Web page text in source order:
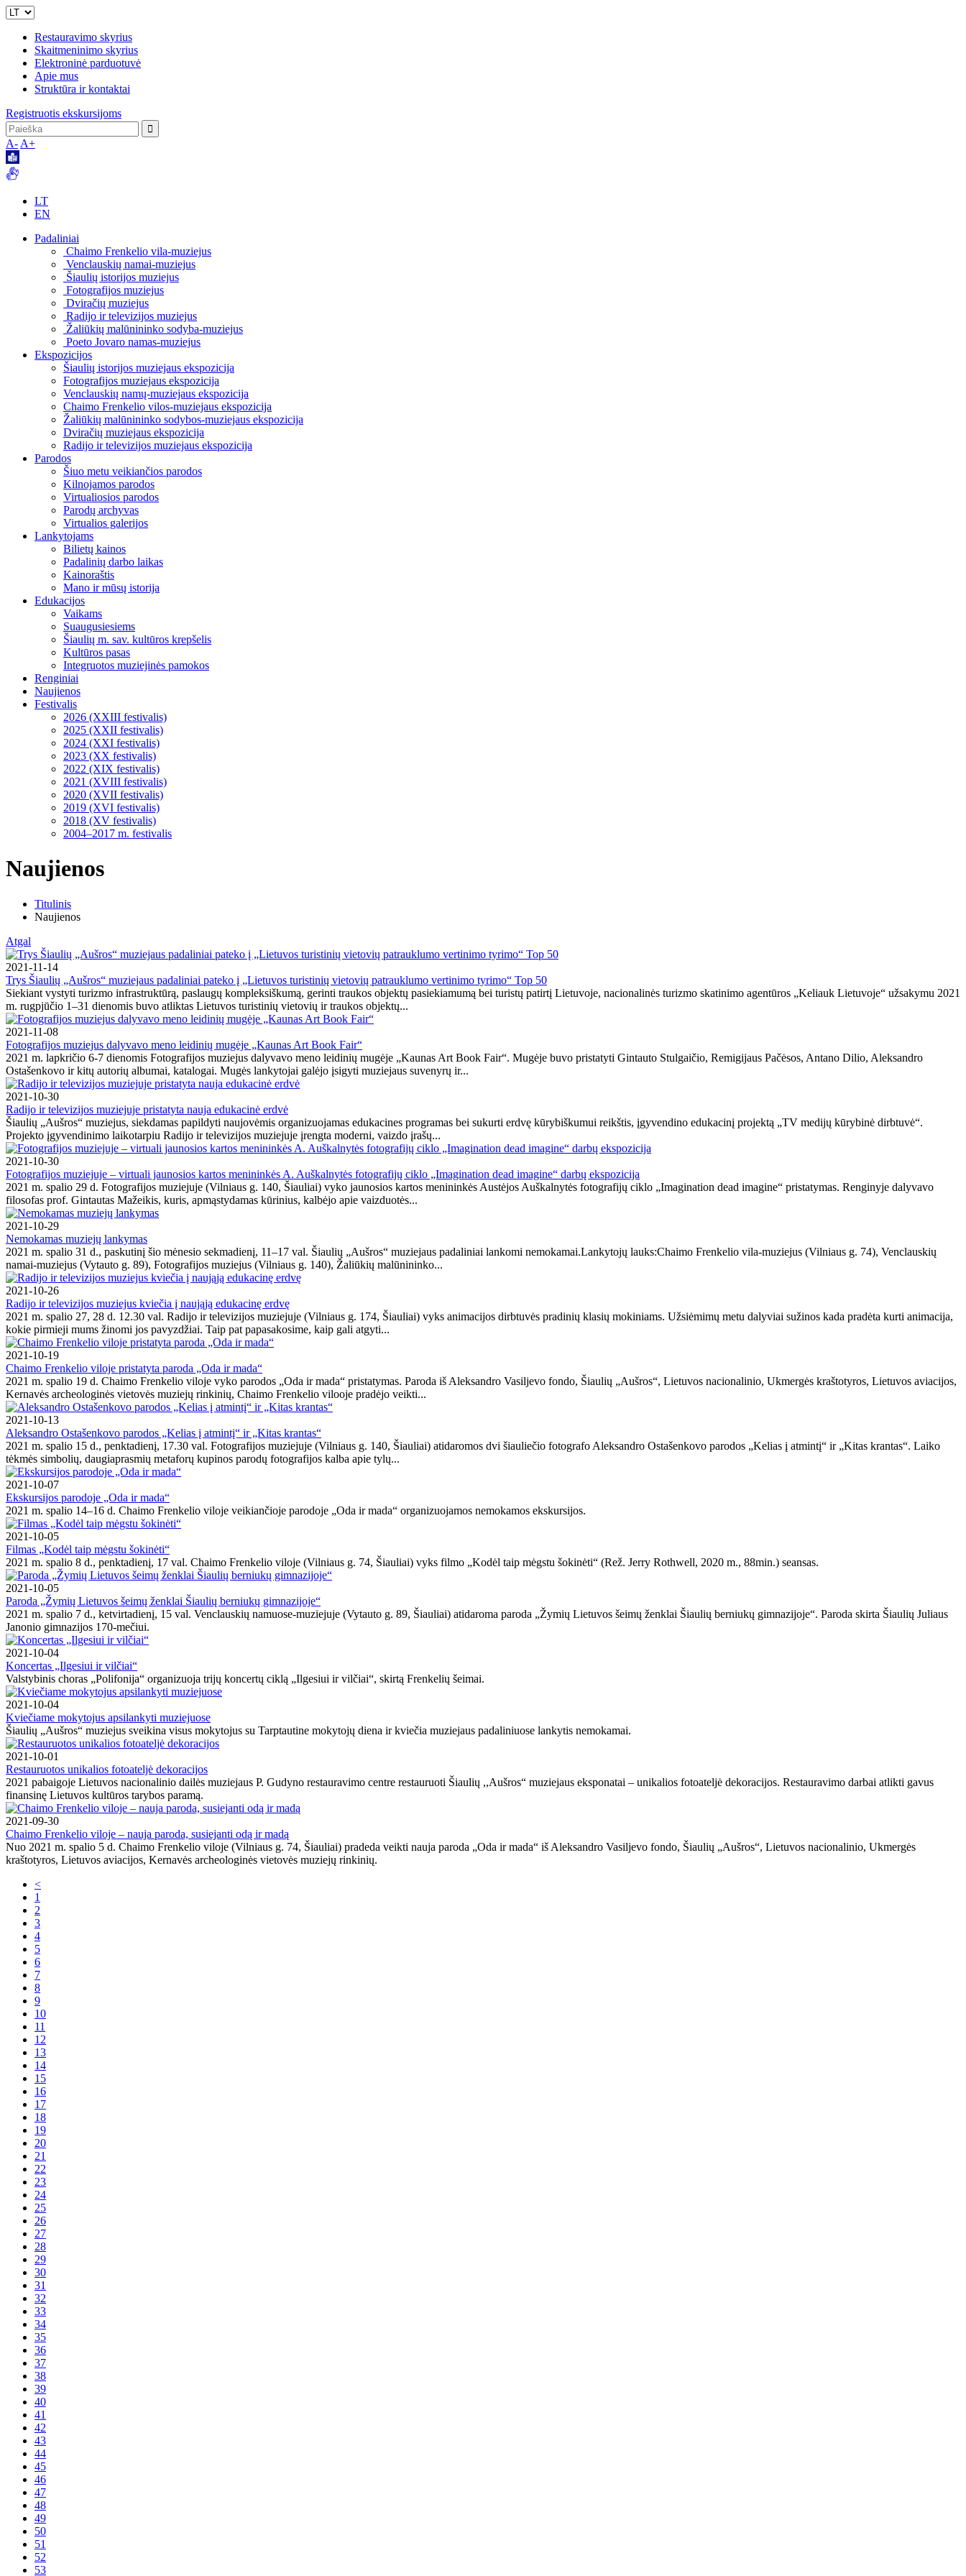
Restauravimo skyrius
Skaitmeninimo skyrius
Elektroninė parduotuvė
Apie mus
Struktūra ir kontaktai
Registruotis ekskursijoms
A- A+
LT
EN
Padaliniai
Chaimo Frenkelio vila-muziejus
Venclauskių namai-muziejus
Šiaulių istorijos muziejus
Fotografijos muziejus
Dviračių muziejus
Radijo ir televizijos muziejus
Žaliūkių malūnininko sodyba-muziejus
Poeto Jovaro namas-muziejus
Ekspozicijos
Šiaulių istorijos muziejaus ekspozicija
Fotografijos muziejaus ekspozicija
Venclauskių namų-muziejaus ekspozicija
Chaimo Frenkelio vilos-muziejaus ekspozicija
Žaliūkių malūnininko sodybos-muziejaus ekspozicija
Dviračių muziejaus ekspozicija
Radijo ir televizijos muziejaus ekspozicija
Parodos
Šiuo metu veikiančios parodos
Kilnojamos parodos
Virtualiosios parodos
Parodų archyvas
Virtualios galerijos
Lankytojams
Bilietų kainos
Padalinių darbo laikas
Kainoraštis
Mano ir mūsų istorija
Edukacijos
Vaikams
Suaugusiesiems
Šiaulių m. sav. kultūros krepšelis
Kultūros pasas
Integruotos muziejinės pamokos
Renginiai
Naujienos
Festivalis
2026 (XXIII festivalis)
2025 (XXII festivalis)
2024 (XXI festivalis)
2023 (XX festivalis)
2022 (XIX festivalis)
2021 (XVIII festivalis)
2020 (XVII festivalis)
2019 (XVI festivalis)
2018 (XV festivalis)
2004–2017 m. festivalis
Naujienos
Titulinis
Naujienos
Atgal
2021-11-14
Trys Šiaulių „Aušros“ muziejaus padaliniai pateko į „Lietuvos turistinių vietovių patrauklumo vertinimo tyrimo“ Top 50
Siekiant vystyti turizmo infrastruktūrą, paslaugų kompleksiškumą, gerinti traukos objektų pasiekiamumą bei turistų patirtį Lietuvoje, nacionalinės turizmo skatinimo agentūros „Keliauk Lietuvoje“ užsakymu 2021
m. rugpjūčio 1–31 dienomis buvo atliktas Lietuvos turistinių vietovių ir traukos objektų...
2021-11-08
Fotografijos muziejus dalyvavo meno leidinių mugėje „Kaunas Art Book Fair“
2021 m. lapkričio 6-7 dienomis Fotografijos muziejus dalyvavo meno leidinių mugėje „Kaunas Art Book Fair“. Mugėje buvo pristatyti Gintauto Stulgaičio, Remigijaus Pačėsos, Antano Dilio, Aleksandro
Ostašenkovo ir kitų autorių albumai, katalogai. Mugės lankytojai galėjo įsigyti muziejaus suvenyrų ir...
2021-10-30
Radijo ir televizijos muziejuje pristatyta nauja edukacinė erdvė
Šiaulių „Aušros“ muziejus, siekdamas papildyti naujovėmis organizuojamas edukacines programas bei sukurti erdvę kūrybiškumui reikštis, įgyvendino edukacinį projektą „TV medijų kūrybinė dirbtuvė“.
Projekto įgyvendinimo laikotarpiu Radijo ir televizijos muziejuje įrengta moderni, vaizdo įrašų...
2021-10-30
Fotografijos muziejuje – virtuali jaunosios kartos menininkės A. Auškalnytės fotografijų ciklo „Imagination dead imagine“ darbų ekspozicija
2021 m. spalio 29 d. Fotografijos muziejuje (Vilniaus g. 140, Šiauliai) vyko jaunosios kartos menininkės Austėjos Auškalnytės fotografijų ciklo „Imagination dead imagine“ pristatymas. Renginyje dalyvavo
filosofas prof. Gintautas Mažeikis, kuris, apmąstydamas kūrinius, kalbėjo apie vaizduotės...
2021-10-29
Nemokamas muziejų lankymas
2021 m. spalio 31 d., paskutinį šio mėnesio sekmadienį, 11–17 val. Šiaulių „Aušros“ muziejaus padaliniai lankomi nemokamai.Lankytojų lauks:Chaimo Frenkelio vila-muziejus (Vilniaus g. 74), Venclauskių
namai-muziejus (Vytauto g. 89), Fotografijos muziejus (Vilniaus g. 140), Žaliūkių malūnininko...
2021-10-26
Radijo ir televizijos muziejus kviečia į naująją edukacinę erdvę
2021 m. spalio 27, 28 d. 12.30 val. Radijo ir televizijos muziejuje (Vilniaus g. 174, Šiauliai) vyks animacijos dirbtuvės pradinių klasių mokiniams. Užsiėmimų metu dalyviai sužinos kada pradėta kurti animacija,
kokie pirmieji mums žinomi jos pavyzdžiai. Taip pat papasakosime, kaip gali atgyti...
2021-10-19
Chaimo Frenkelio viloje pristatyta paroda „Oda ir mada“
2021 m. spalio 19 d. Chaimo Frenkelio viloje vyko parodos „Oda ir mada“ pristatymas. Paroda iš Aleksandro Vasiljevo fondo, Šiaulių „Aušros“, Lietuvos nacionalinio, Ukmergės kraštotyros, Lietuvos aviacijos,
Kernavės archeologinės vietovės muziejų rinkinių, Chaimo Frenkelio vilooje pradėjo veikti...
2021-10-13
Aleksandro Ostašenkovo parodos „Kelias į atmintį“ ir „Kitas krantas“
2021 m. spalio 15 d., penktadienį, 17.30 val. Fotografijos muziejuje (Vilniaus g. 140, Šiauliai) atidaromos dvi šiauliečio fotografo Aleksandro Ostašenkovo parodos „Kelias į atmintį“ ir „Kitas krantas“. Laiko
tėkmės simbolių, daugiaprasmių metaforų kupinos parodų fotografijos kalba apie tylų...
2021-10-07
Ekskursijos parodoje „Oda ir mada“
2021 m. spalio 14–16 d. Chaimo Frenkelio viloje veikiančioje parodoje „Oda ir mada“ organizuojamos nemokamos ekskursijos.
2021-10-05
Filmas „Kodėl taip mėgstu šokinėti“
2021 m. spalio 8 d., penktadienį, 17 val. Chaimo Frenkelio viloje (Vilniaus g. 74, Šiauliai) vyks filmo „Kodėl taip mėgstu šokinėti“ (Rež. Jerry Rothwell, 2020 m., 88min.) seansas.
2021-10-05
Paroda „Žymių Lietuvos šeimų ženklai Šiaulių berniukų gimnazijoje“
2021 m. spalio 7 d., ketvirtadienį, 15 val. Venclauskių namuose-muziejuje (Vytauto g. 89, Šiauliai) atidaroma paroda „Žymių Lietuvos šeimų ženklai Šiaulių berniukų gimnazijoje“. Paroda skirta Šiaulių Juliaus
Janonio gimnazijos 170-mečiui.
2021-10-04
Koncertas „Ilgesiui ir vilčiai“
Valstybinis choras „Polifonija“ organizuoja trijų koncertų ciklą „Ilgesiui ir vilčiai“, skirtą Frenkelių šeimai.
2021-10-04
Kviečiame mokytojus apsilankyti muziejuose
Šiaulių „Aušros“ muziejus sveikina visus mokytojus su Tarptautine mokytojų diena ir kviečia muziejaus padaliniuose lankytis nemokamai.
2021-10-01
Restauruotos unikalios fotoateljė dekoracijos
2021 pabaigoje Lietuvos nacionalinio dailės muziejaus P. Gudyno restauravimo centre restauruoti Šiaulių ,,Aušros“ muziejaus eksponatai – unikalios fotoateljė dekoracijos. Restauravimo darbai atlikti gavus
finansinę Lietuvos kultūros tarybos paramą.
2021-09-30
Chaimo Frenkelio viloje – nauja paroda, susiejanti odą ir madą
Nuo 2021 m. spalio 5 d. Chaimo Frenkelio viloje (Vilniaus g. 74, Šiauliai) pradeda veikti nauja paroda „Oda ir mada“ iš Aleksandro Vasiljevo fondo, Šiaulių „Aušros“, Lietuvos nacionalinio, Ukmergės
kraštotyros, Lietuvos aviacijos, Kernavės archeologinės vietovės muziejų rinkinių.
<
1
2
3
4
5
6
7
8
9
10
11
12
13
14
15
16
17
18
19
20
21
22
23
24
25
26
27
28
29
30
31
32
33
34
35
36
37
38
39
40
41
42
43
44
45
46
47
48
49
50
51
52
53